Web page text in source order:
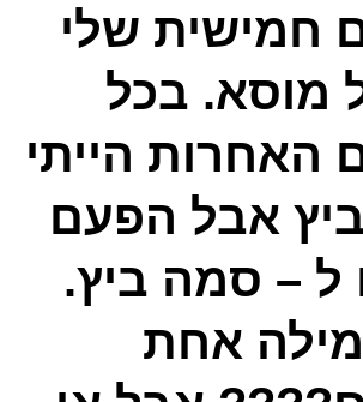
חמישית שלי
מוסא. בכל
האחרות הייתי
ביץ אבל הפעם
ל – סמה ביץ.
אחת